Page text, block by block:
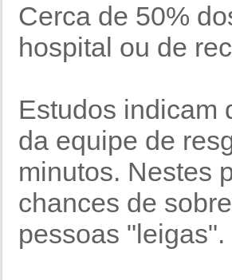
Cerca de 50%
hospital ou de
Estudos indicam
da equipe de
minutos. Nestes
chances de
pessoas "leigas".